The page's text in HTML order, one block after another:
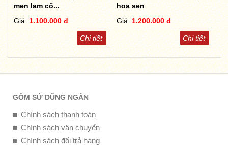
men lam cổ...
Giá:1.100.000 đ
Chi tiết
hoa sen
Giá: 1.200.000 đ
Chi tiết
GỐM SỨ DŨNG NGÂN
Chính sách thanh toán
Chính sách vận chuyển
Chính sách đổi trả hàng